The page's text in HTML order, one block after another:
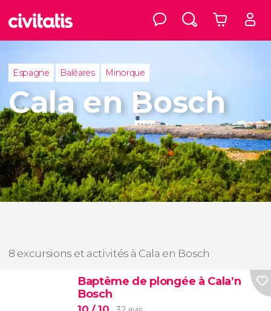
Espagne Baléares Minorque
Cala en Bosch
8 excursions et activités à Cala en Bosch
Baptême de plongée à Cala’n
Bosch